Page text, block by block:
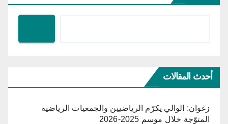
أحدث المقالات
زغوان: الوالي يكرّم الرياضيين والجمعيات الرياضية
المتوّجة خلال موسم 2025-2026